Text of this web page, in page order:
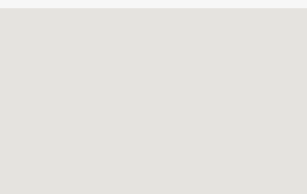
задач перед переездом или запуском объекта